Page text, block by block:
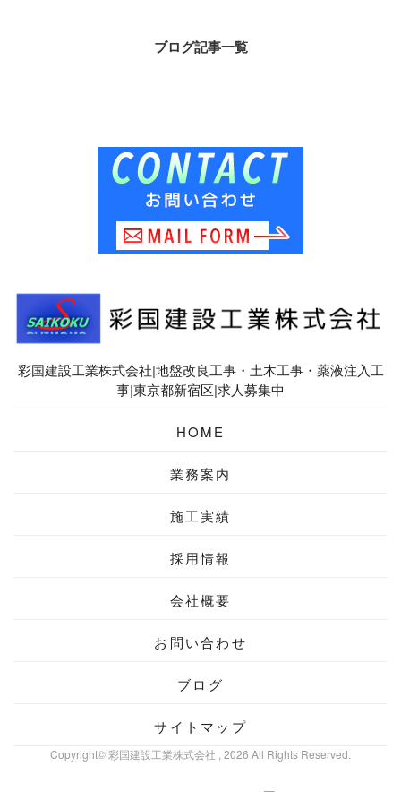
ブログ記事一覧
彩国建設工業株式会社|地盤改良工事・土木工事・薬液注入工
事|東京都新宿区|求人募集中
HOME
業務案内
施工実績
採用情報
会社概要
お問い合わせ
ブログ
サイトマップ
Copyright© 彩国建設工業株式会社 , 2026 All Rights Reserved.